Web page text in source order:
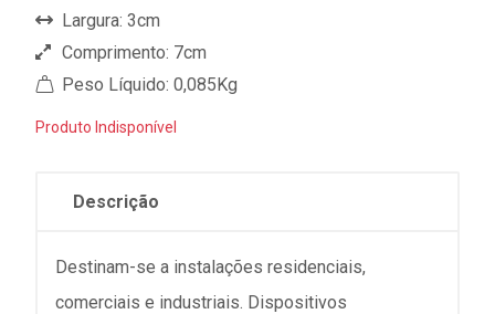
Largura: 3cm
Comprimento: 7cm
Peso Líquido: 0,085Kg
Produto Indisponível
Descrição
Destinam-se a instalações residenciais,
comerciais e industriais. Dispositivos